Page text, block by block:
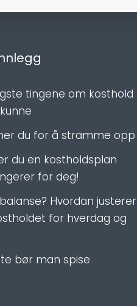
tingene om kosthold
du for å stramme opp
du en kostholdsplan
for deg!
Hvordan justerer
for hverdag og
bør man spise